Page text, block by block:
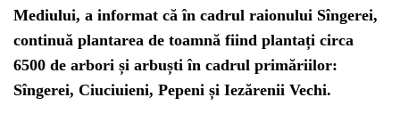
Mediului, a informat că în cadrul raionului Sîngerei,
continuă plantarea de toamnă fiind plantați circa
6500 de arbori și arbuști în cadrul primăriilor:
Sîngerei, Ciuciuieni, Pepeni și Iezărenii Vechi.